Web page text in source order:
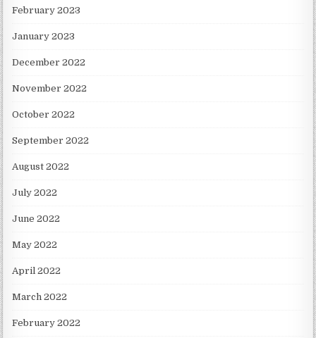
February 2023
January 2023
December 2022
November 2022
October 2022
September 2022
August 2022
July 2022
June 2022
May 2022
April 2022
March 2022
February 2022